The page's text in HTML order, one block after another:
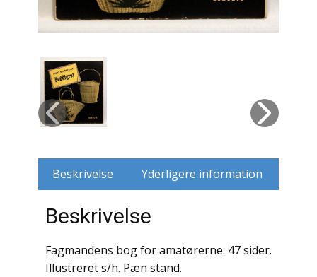
Historie
Hobby
Hus / Have
Husdyr
Jernbaner
Kirkehistorie / Religion
Krige / Slag
Beskrivelse Yderligere information
Beskrivelse
Fagmandens bog for amatørerne. 47 sider.
Illustreret s/h. Pæn stand.